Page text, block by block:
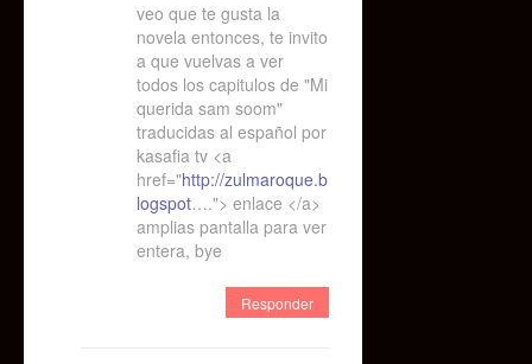
veo que te gusta la
novela entonces, te invito
a que vuelvas a ver
todos los capitulos de "Mi
querida sam soom"
traducidas al español por
kasafia tv <a
href="http://zulmaroque.b
logspot…."> enlace </a>
amplias pantalla para ver
entera, bye
Responder